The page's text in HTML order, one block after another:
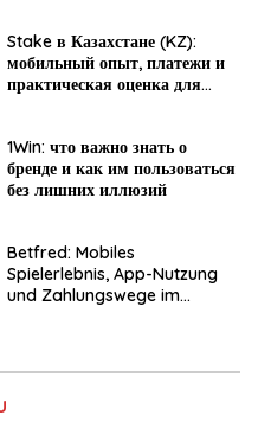
Stake в Казахстане (KZ):
мобильный опыт, платежи и
практическая оценка для
1Win: что важно знать о
бренде и как им пользоваться
без лишних иллюзий
Betfred: Mobiles
Spielerlebnis, App-Nutzung
und Zahlungswege im